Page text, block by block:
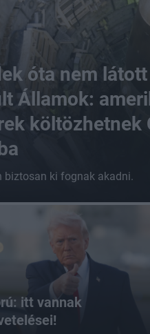
óta nem
Államok:
költözhetnek
biztosan ki fognak akadni.
itt vannak